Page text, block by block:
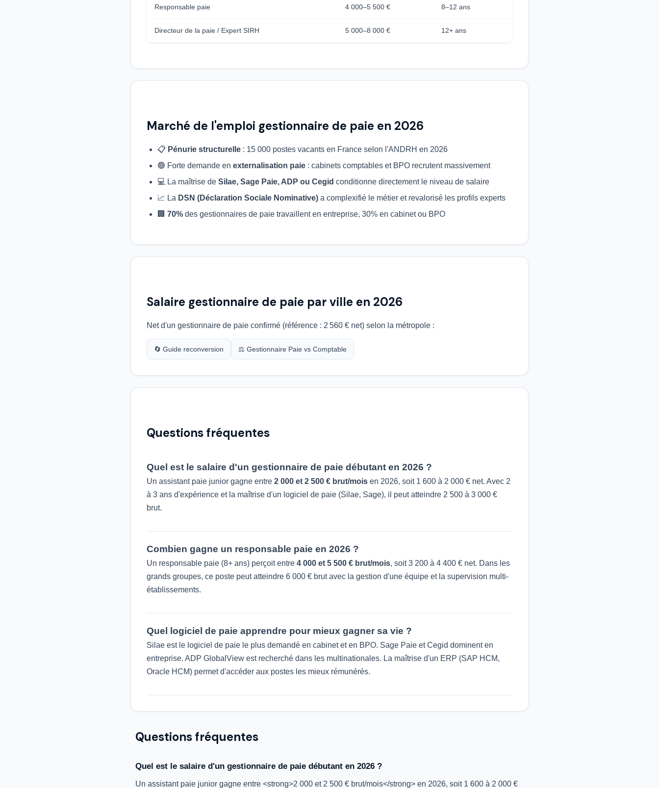
Responsable paie 4 000–5 500 € 8–12 ans
Directeur de la paie / Expert SIRH 5 000–8 000 € 12+ ans
Marché de l'emploi gestionnaire de paie en 2026
📋 Pénurie structurelle : 15 000 postes vacants en France selon l'ANDRH en 2026
🟢 Forte demande en externalisation paie : cabinets comptables et BPO recrutent massivement
💻 La maîtrise de Silae, Sage Paie, ADP ou Cegid conditionne directement le niveau de salaire
📈 La DSN (Déclaration Sociale Nominative) a complexifié le métier et revalorisé les profils experts
🏢 70% des gestionnaires de paie travaillent en entreprise, 30% en cabinet ou BPO
Salaire gestionnaire de paie par ville en 2026
Net d'un gestionnaire de paie confirmé (référence : 2 560 € net) selon la métropole :
🔄 Guide reconversion ⚖️ Gestionnaire Paie vs Comptable
Questions fréquentes
Quel est le salaire d'un gestionnaire de paie débutant en 2026 ?
Un assistant paie junior gagne entre 2 000 et 2 500 € brut/mois en 2026, soit 1 600 à 2 000 € net. Avec 2
à 3 ans d'expérience et la maîtrise d'un logiciel de paie (Silae, Sage), il peut atteindre 2 500 à 3 000 €
brut.
Combien gagne un responsable paie en 2026 ?
Un responsable paie (8+ ans) perçoit entre 4 000 et 5 500 € brut/mois, soit 3 200 à 4 400 € net. Dans les
grands groupes, ce poste peut atteindre 6 000 € brut avec la gestion d'une équipe et la supervision multi-
établissements.
Quel logiciel de paie apprendre pour mieux gagner sa vie ?
Silae est le logiciel de paie le plus demandé en cabinet et en BPO. Sage Paie et Cegid dominent en
entreprise. ADP GlobalView est recherché dans les multinationales. La maîtrise d'un ERP (SAP HCM,
Oracle HCM) permet d'accéder aux postes les mieux rémunérés.
Questions fréquentes
Quel est le salaire d'un gestionnaire de paie débutant en 2026 ?
Un assistant paie junior gagne entre <strong>2 000 et 2 500 € brut/mois</strong> en 2026, soit 1 600 à 2 000 €